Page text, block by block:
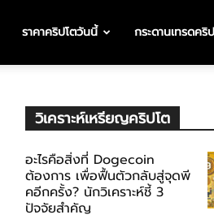
ราคาคริปโตวันนี้ กระดานเทรดคริ
วิเคราะห์เหรียญคริปโต
อะไรคือสิ่งที่ Dogecoin
ต้องการ เพื่อฟื้นตัวกลับสู่จุดพี
คอีกครั้ง? นักวิเคราะห์ชี้ 3
ปัจจัยสำคัญ